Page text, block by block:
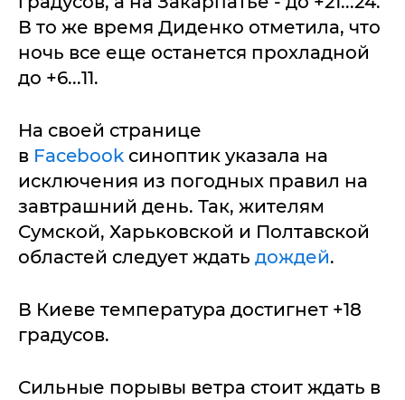
В то же время Диденко отметила, что
ночь все еще останется прохладной
до +6...11.
На своей странице
в Facebook синоптик указала на
исключения из погодных правил на
завтрашний день. Так, жителям
Сумской, Харьковской и Полтавской
областей следует ждать дождей.
В Киеве температура достигнет +18
градусов.
Сильные порывы ветра стоит ждать в